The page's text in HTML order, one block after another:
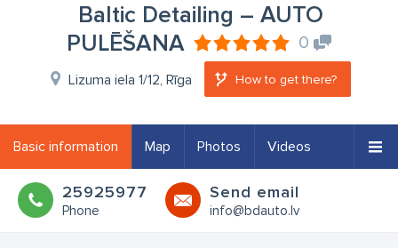
Baltic Detailing – AUTO
PULĒŠANA
0
Lizuma iela 1/12, Rīga How to get there?
Basic information Map Photos Videos
25925977
Phone
Send email
info@bdauto.lv